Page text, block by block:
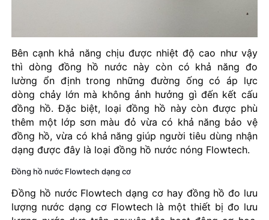
Bên cạnh khả năng chịu được nhiệt độ cao như vậy
thì dòng đồng hồ nước này còn có khả năng đo
lường ổn định trong những đường ống có áp lực
dòng chảy lớn mà không ảnh hưởng gì đến kết cấu
đồng hồ. Đặc biệt, loại đồng hồ này còn được phù
thêm một lớp sơn màu đỏ vừa có khả năng bảo vệ
đồng hồ, vừa có khả năng giúp người tiêu dùng nhận
dạng được đây là loại đồng hồ nước nóng Flowtech.
Đồng hồ nước Flowtech dạng cơ
Đồng hồ nước Flowtech dạng cơ hay đồng hồ đo lưu
lượng nước dạng cơ Flowtech là một thiết bị đo lưu